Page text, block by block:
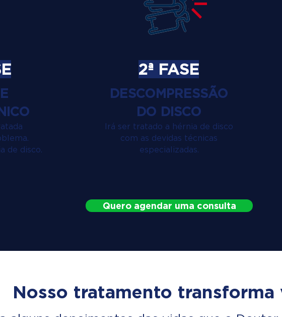
de disco.
2ª FASE
DESCOMPRESSÃO
DO DISCO
Irá ser tratado a hérnia de disco
com as devidas técnicas
especializadas.
Quero agendar uma consulta
Nosso tratamento transforma